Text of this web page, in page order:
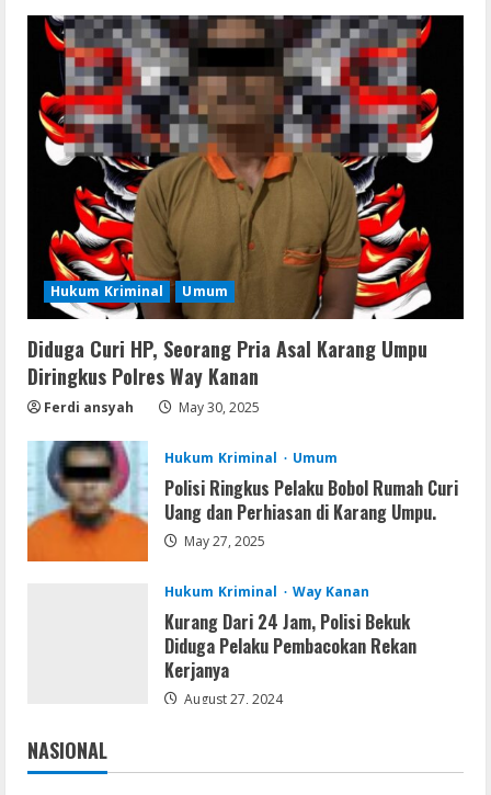
1 August 6, 2026
2
Serialers
MATLAB Crack + Portable Clean
Premium
August 6, 2026
3
Serialers
Ableton Live Crack + Portable Windows
10 (x32x64)
August 6, 2026
4
Lan
Assassin’s Creed Shadows Digital
Deluxe Edition Cracked Rune Release
for Desktop
August 6, 2026
Umum
Profil AKBP Ramadhona, Eks Perwira
Brimob Papua Kini Jabat Kapolres Way
August 5, 2026
Hukum Kriminal Umum
Diduga Curi HP, Seorang Pria Asal Karang Umpu
Diringkus Polres Way Kanan
Ferdi ansyah May 30, 2025
Hukum Kriminal Umum
Polisi Ringkus Pelaku Bobol Rumah Curi
Uang dan Perhiasan di Karang Umpu.
May 27, 2025
Hukum Kriminal Way Kanan
Kurang Dari 24 Jam, Polisi Bekuk
Diduga Pelaku Pembacokan Rekan
Kerjanya
August 27, 2024
NASIONAL
Jakarta